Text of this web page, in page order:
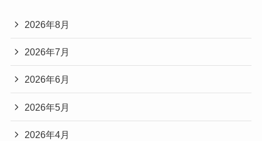
2026年8月
2026年7月
2026年6月
2026年5月
2026年4月